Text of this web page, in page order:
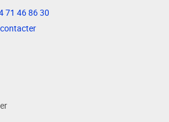
71 46 86 30